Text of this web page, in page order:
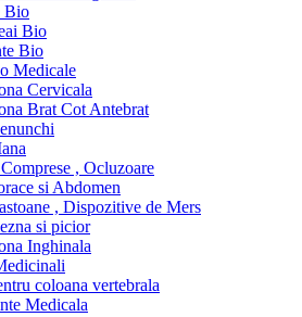
Bio
Bio
Bio
Medicale
Cervicala
Brat Cot Antebrat
, Ocluzoare
si Abdomen
, Dispozitive de Mers
si picior
Inghinala
coloana vertebrala
Medicala